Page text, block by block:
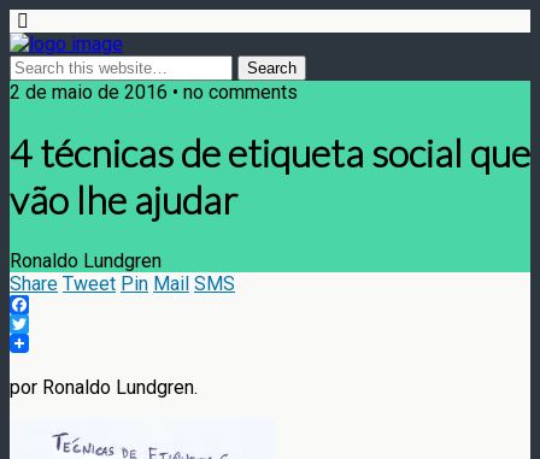
2 de maio de 2016 • no comments
4 técnicas de etiqueta social que
vão lhe ajudar
Ronaldo Lundgren
Share Tweet Pin Mail SMS
Facebook
Twitter
por Ronaldo Lundgren.